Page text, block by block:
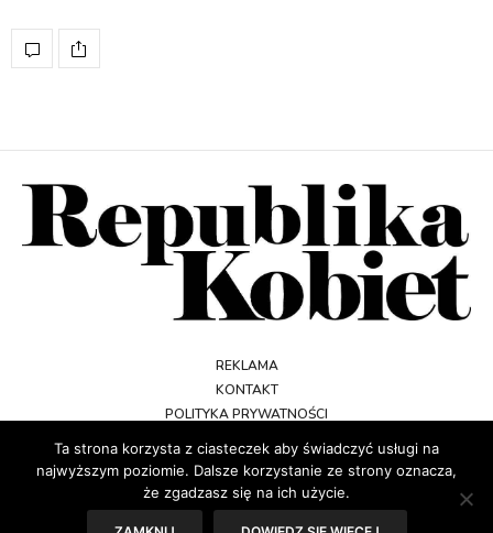
REKLAMA
KONTAKT
POLITYKA PRYWATNOŚCI
REGULAMIN
Ta strona korzysta z ciasteczek aby świadczyć usługi na
najwyższym poziomie. Dalsze korzystanie ze strony oznacza,
że zgadzasz się na ich użycie.